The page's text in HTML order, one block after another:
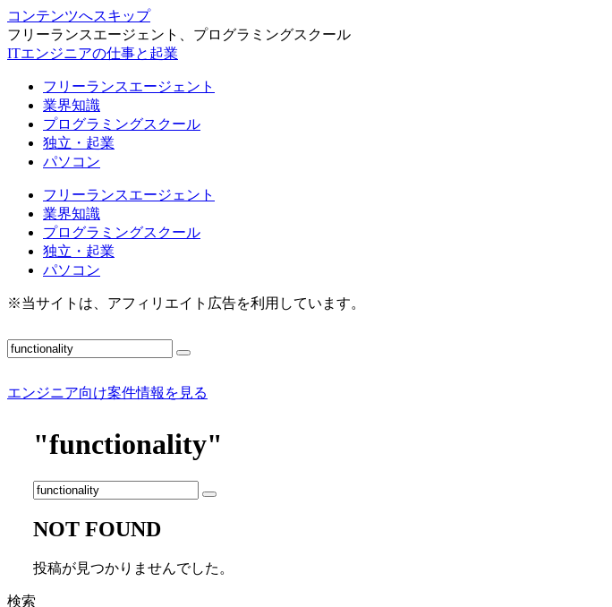
コンテンツへスキップ
フリーランスエージェント、プログラミングスクール
ITエンジニアの仕事と起業
フリーランスエージェント
業界知識
プログラミングスクール
独立・起業
パソコン
フリーランスエージェント
業界知識
プログラミングスクール
独立・起業
パソコン
※当サイトは、アフィリエイト広告を利用しています。
エンジニア向け案件情報を見る
"functionality"
NOT FOUND
投稿が見つかりませんでした。
検索